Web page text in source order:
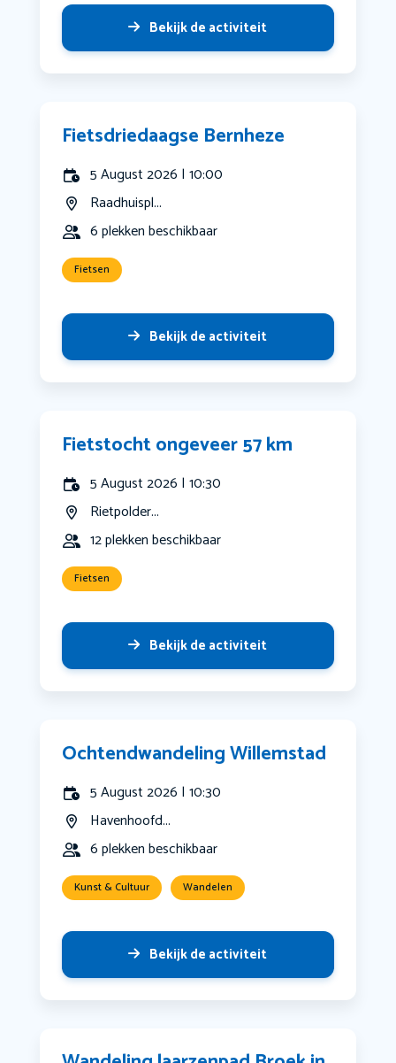
Bekijk de activiteit
Fietsdriedaagse Bernheze
5 August 2026 | 10:00
Raadhuispl...
6 plekken beschikbaar
Fietsen
Bekijk de activiteit
Fietstocht ongeveer 57 km
5 August 2026 | 10:30
Rietpolder...
12 plekken beschikbaar
Fietsen
Bekijk de activiteit
Ochtendwandeling Willemstad
5 August 2026 | 10:30
Havenhoofd...
6 plekken beschikbaar
Kunst & Cultuur Wandelen
Bekijk de activiteit